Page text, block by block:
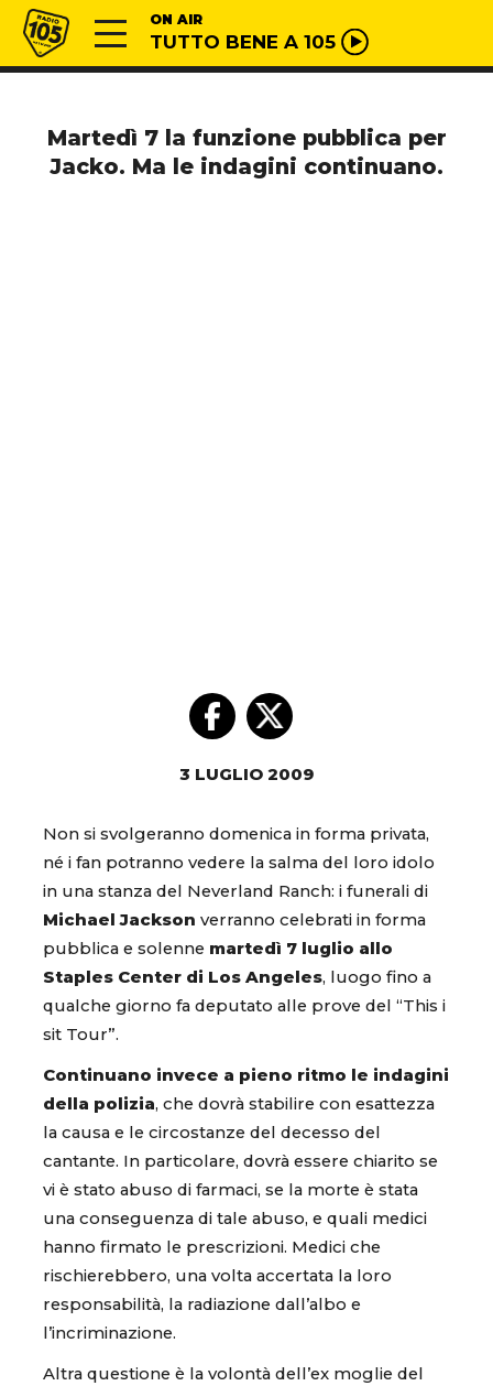
Vai al contenuto
Radio 105 ON AIR
TUTTO BENE A 105
Martedì 7 la funzione pubblica per
Jacko. Ma le indagini continuano.
3 LUGLIO 2009
Non si svolgeranno domenica in forma privata,
né i fan potranno vedere la salma del loro idolo
in una stanza del Neverland Ranch: i funerali di
Michael Jackson verranno celebrati in forma
pubblica e solenne martedì 7 luglio allo
Staples Center di Los Angeles, luogo fino a
qualche giorno fa deputato alle prove del “This i
sit Tour”.
Continuano invece a pieno ritmo le indagini
della polizia, che dovrà stabilire con esattezza
la causa e le circostanze del decesso del
cantante. In particolare, dovrà essere chiarito se
vi è stato abuso di farmaci, se la morte è stata
una conseguenza di tale abuso, e quali medici
hanno firmato le prescrizioni. Medici che
rischierebbero, una volta accertata la loro
responsabilità, la radiazione dall’albo e
l’incriminazione.
Altra questione è la volontà dell’ex moglie del